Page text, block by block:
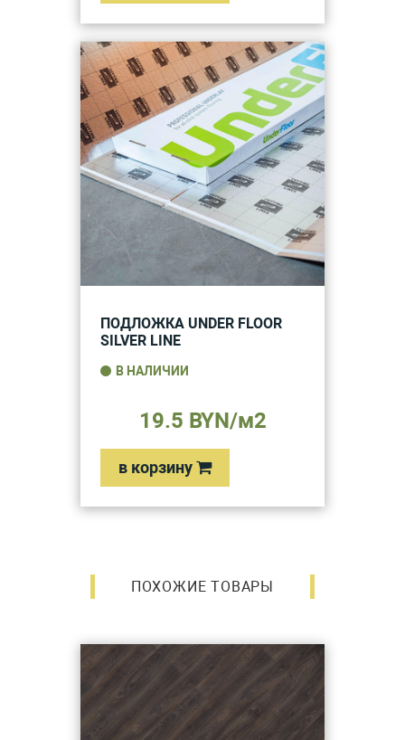
ПОДЛОЖКА UNDER FLOOR
SILVER LINE
В НАЛИЧИИ
19.5 BYN/м2
в корзину
ПОХОЖИЕ ТОВАРЫ